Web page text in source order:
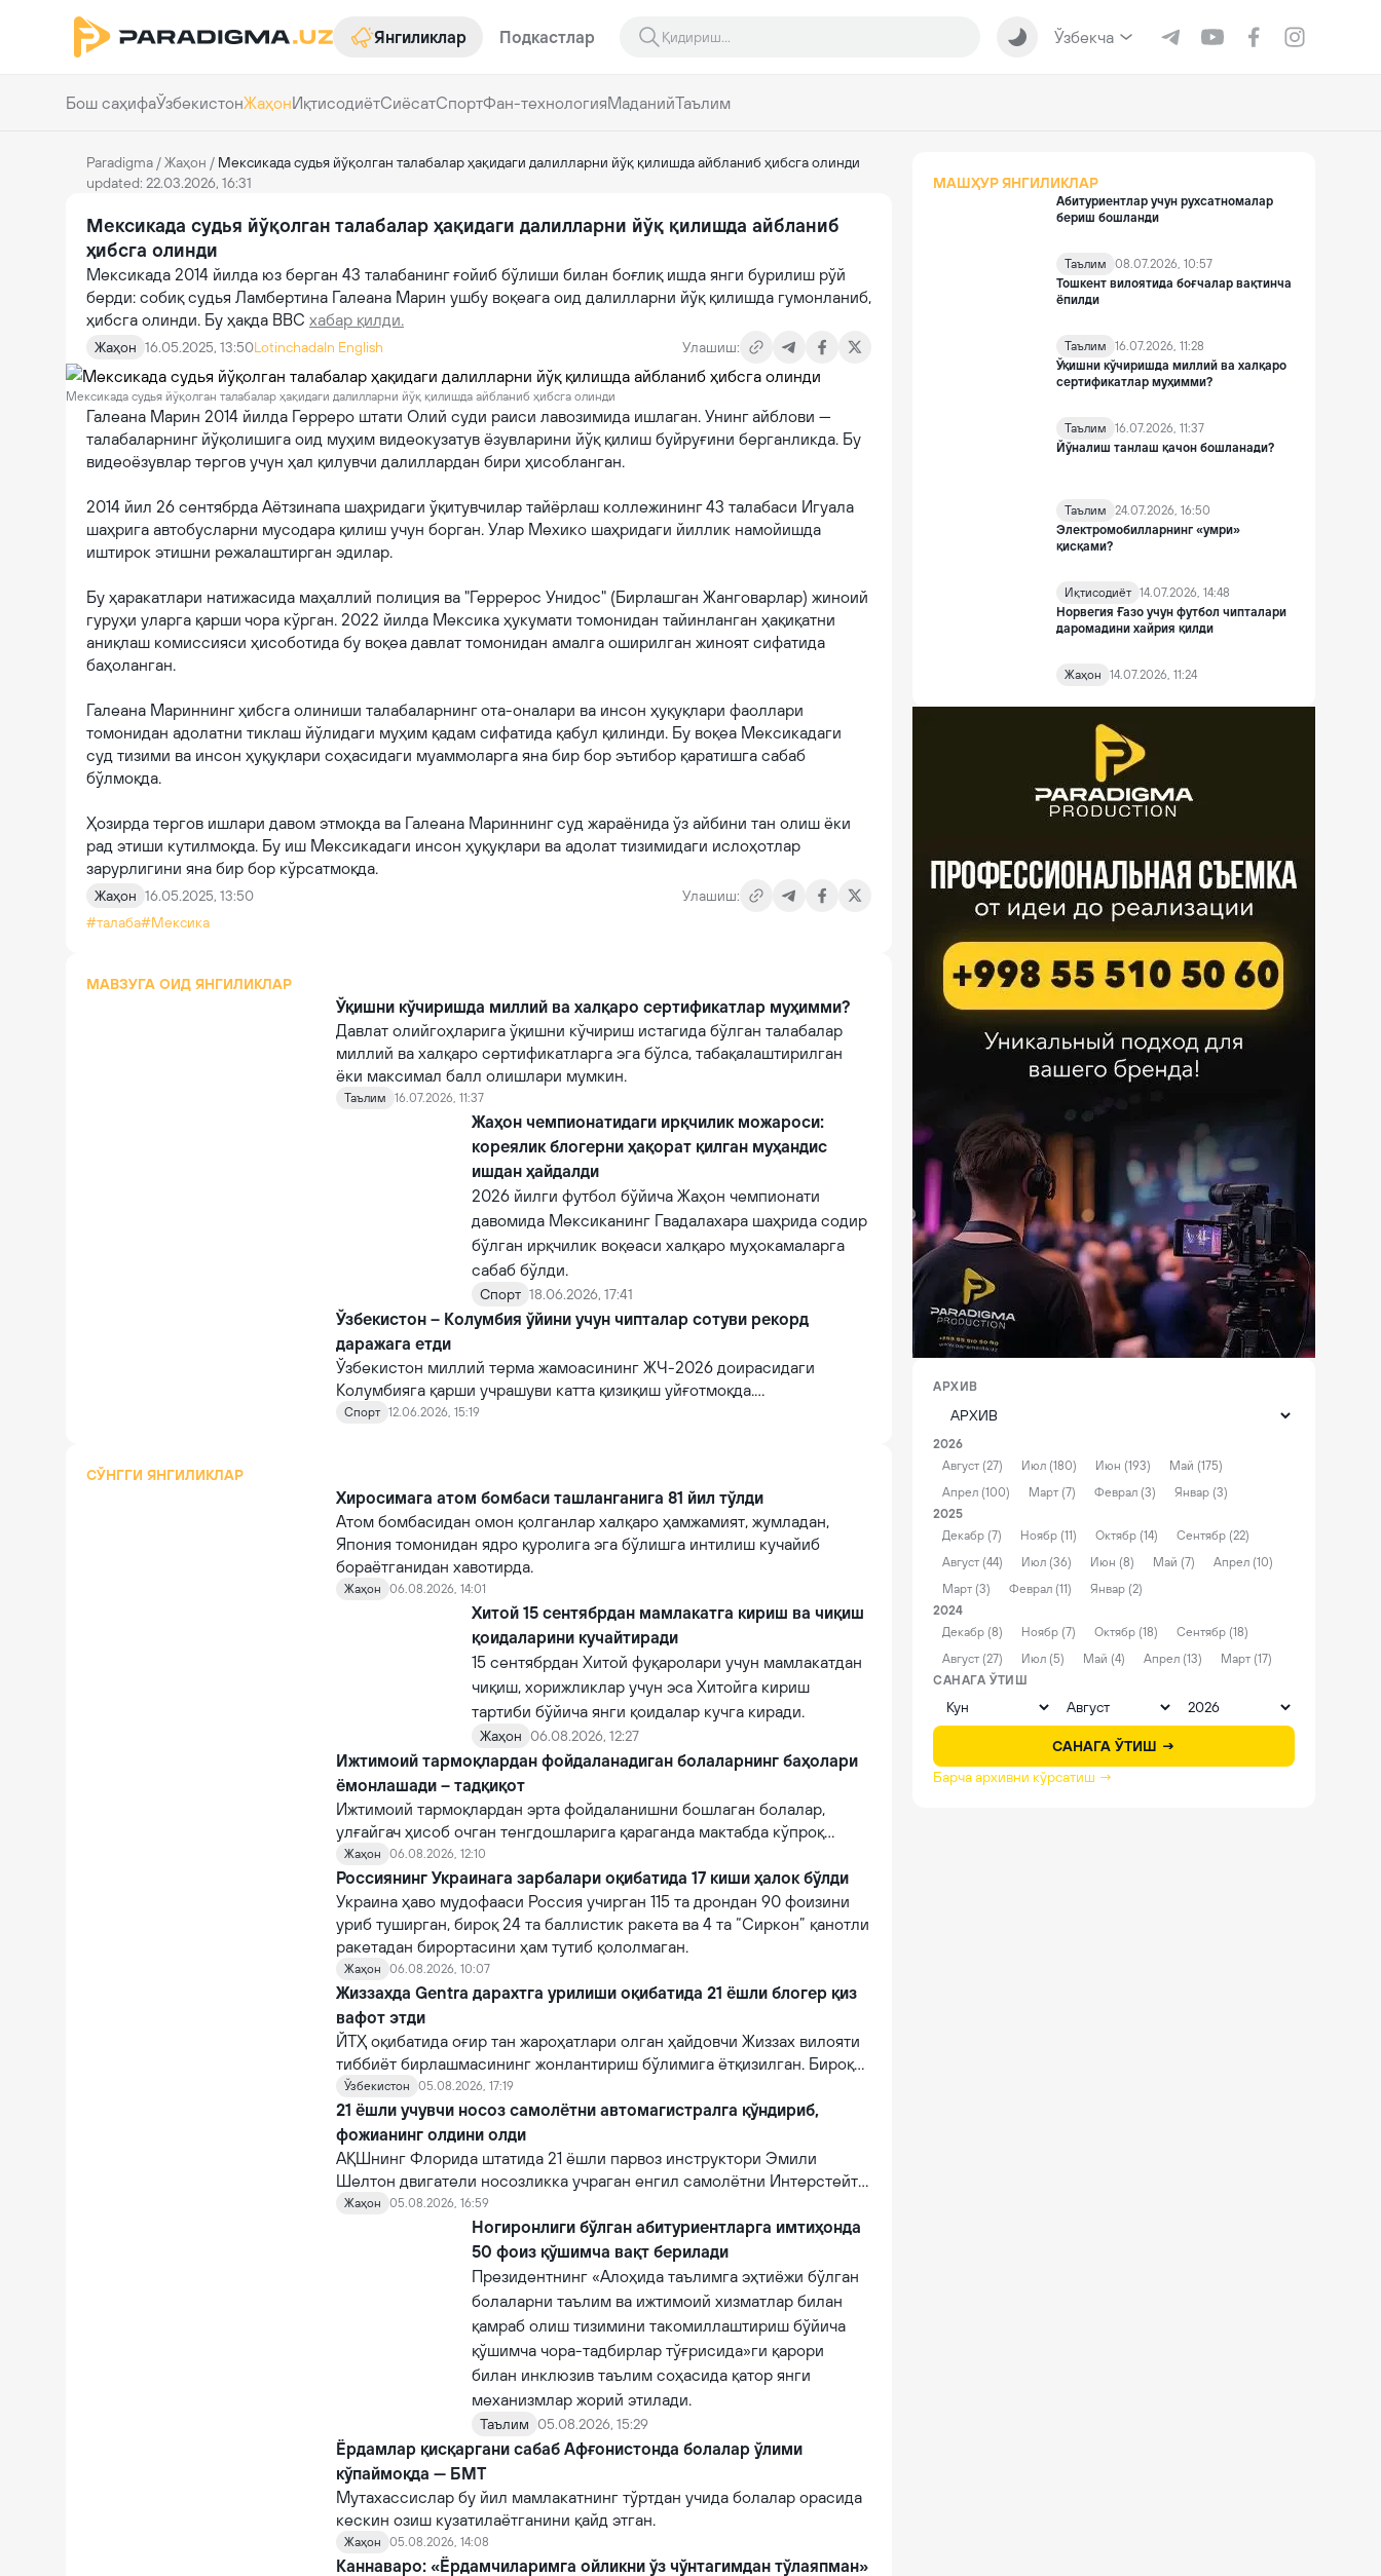
Янгиликлар Подкастлар Ўзбекча
Бош саҳифаЎзбекистонЖаҳонИқтисодиётСиёсатСпортФан-технологияМаданийТаълим
Paradigma /Жаҳон / Мексикада судья йўқолган талабалар ҳақидаги далилларни йўқ қилишда айбланиб ҳибсга олинди
updated: 22.03.2026, 16:31
Мексикада судья йўқолган талабалар ҳақидаги далилларни йўқ қилишда айбланиб
ҳибсга олинди
Мексикада 2014 йилда юз берган 43 талабанинг ғойиб бўлиши билан боғлиқ ишда янги бурилиш рўй
берди: собиқ судья Ламбертина Галеана Марин ушбу воқеага оид далилларни йўқ қилишда гумонланиб,
ҳибсга олинди. Бу ҳақда BBC хабар қилди.
Жаҳон 16.05.2025, 13:50LotinchadaIn English Улашиш:
Мексикада судья йўқолган талабалар ҳақидаги далилларни йўқ қилишда айбланиб ҳибсга олинди
Галеана Марин 2014 йилда Герреро штати Олий суди раиси лавозимида ишлаган. Унинг айблови —
талабаларнинг йўқолишига оид муҳим видеокузатув ёзувларини йўқ қилиш буйруғини берганликда. Бу
видеоёзувлар тергов учун ҳал қилувчи далиллардан бири ҳисобланган.
2014 йил 26 сентябрда Аётзинапа шаҳридаги ўқитувчилар тайёрлаш коллежининг 43 талабаси Игуала
шаҳрига автобусларни мусодара қилиш учун борган. Улар Мехико шаҳридаги йиллик намойишда
иштирок этишни режалаштирган эдилар.
Бу ҳаракатлари натижасида маҳаллий полиция ва "Геррерос Унидос" (Бирлашган Жанговарлар) жиноий
гуруҳи уларга қарши чора кўрган. 2022 йилда Мексика ҳукумати томонидан тайинланган ҳақиқатни
аниқлаш комиссияси ҳисоботида бу воқеа давлат томонидан амалга оширилган жиноят сифатида
баҳоланган.
Галеана Мариннинг ҳибсга олиниши талабаларнинг ота-оналари ва инсон ҳуқуқлари фаоллари
томонидан адолатни тиклаш йўлидаги муҳим қадам сифатида қабул қилинди. Бу воқеа Мексикадаги
суд тизими ва инсон ҳуқуқлари соҳасидаги муаммоларга яна бир бор эътибор қаратишга сабаб
бўлмоқда.
Ҳозирда тергов ишлари давом этмоқда ва Галеана Мариннинг суд жараёнида ўз айбини тан олиш ёки
рад этиши кутилмоқда. Бу иш Мексикадаги инсон ҳуқуқлари ва адолат тизимидаги ислоҳотлар
зарурлигини яна бир бор кўрсатмоқда.
Жаҳон 16.05.2025, 13:50
Улашиш:
#талаба#Мексика
МАВЗУГА ОИД ЯНГИЛИКЛАР
Ўқишни кўчиришда миллий ва халқаро сертификатлар муҳимми?
Давлат олийгоҳларига ўқишни кўчириш истагида бўлган талабалар
миллий ва халқаро сертификатларга эга бўлса, табақалаштирилган
ёки максимал балл олишлари мумкин.
Таълим 16.07.2026, 11:37
Жаҳон чемпионатидаги ирқчилик можароси:
кореялик блогерни ҳақорат қилган муҳандис
ишдан ҳайдалди
2026 йилги футбол бўйича Жаҳон чемпионати
давомида Мексиканинг Гвадалахара шаҳрида содир
бўлган ирқчилик воқеаси халқаро муҳокамаларга
сабаб бўлди.
Спорт 18.06.2026, 17:41
Ўзбекистон – Колумбия ўйини учун чипталар сотуви рекорд
даражага етди
Ўзбекистон миллий терма жамоасининг ЖЧ-2026 доирасидаги
Колумбияга қарши учрашуви катта қизиқиш уйғотмоқда.
Маълумотларга кўра, ҳозирга қадар мазкур ўйин учун 74 725 та чипта
Спорт 12.06.2026, 15:19
СЎНГГИ ЯНГИЛИКЛАР
Хиросимага атом бомбаси ташланганига 81 йил тўлди
Атом бомбасидан омон қолганлар халқаро ҳамжамият, жумладан,
Япония томонидан ядро қуролига эга бўлишга интилиш кучайиб
бораётганидан хавотирда.
Жаҳон 06.08.2026, 14:01
Хитой 15 сентябрдан мамлакатга кириш ва чиқиш
қоидаларини кучайтиради
15 сентябрдан Хитой фуқаролари учун мамлакатдан
чиқиш, хорижликлар учун эса Хитойга кириш
тартиби бўйича янги қоидалар кучга киради.
Жаҳон 06.08.2026, 12:27
Ижтимоий тармоқлардан фойдаланадиган болаларнинг баҳолари
ёмонлашади – тадқиқот
Ижтимоий тармоқлардан эрта фойдаланишни бошлаган болалар,
улғайгач ҳисоб очган тенгдошларига қараганда мактабда кўпроқ
қийналишади.
Жаҳон 06.08.2026, 12:10
Россиянинг Украинага зарбалари оқибатида 17 киши ҳалок бўлди
Украина ҳаво мудофааси Россия учирган 115 та дрондан 90 фоизини
уриб туширган, бироқ 24 та баллистик ракета ва 4 та “Сиркон” қанотли
ракетадан бирортасини ҳам тутиб қололмаган.
Жаҳон 06.08.2026, 10:07
Жиззахда Gentra дарахтга урилиши оқибатида 21 ёшли блогер қиз
вафот этди
ЙТҲ оқибатида оғир тан жароҳатлари олган ҳайдовчи Жиззах вилояти
тиббиёт бирлашмасининг жонлантириш бўлимига ётқизилган. Бироқ
шифокорлар томонидан кўрсатилган тиббий муолажаларга
қарамасдан, у вафот этган.
Ўзбекистон 05.08.2026, 17:19
21 ёшли учувчи носоз самолётни автомагистралга қўндириб,
фожианинг олдини олди
АҚШнинг Флорида штатида 21 ёшли парвоз инструктори Эмили
Шелтон двигатели носозликка учраган енгил самолётни Интерстейт
10 автомагистралига муваффақиятли қўндириб, эҳтимолий йирик
фожианинг олдини олди.
Жаҳон 05.08.2026, 16:59
Ногиронлиги бўлган абитуриентларга имтиҳонда
50 фоиз қўшимча вақт берилади
Президентнинг «Алоҳида таълимга эҳтиёжи бўлган
болаларни таълим ва ижтимоий хизматлар билан
қамраб олиш тизимини такомиллаштириш бўйича
қўшимча чора-тадбирлар тўғрисида»ги қарори
билан инклюзив таълим соҳасида қатор янги
механизмлар жорий этилади.
Таълим 05.08.2026, 15:29
Ёрдамлар қисқаргани сабаб Афғонистонда болалар ўлими
кўпаймоқда — БМТ
Мутахассислар бу йил мамлакатнинг тўртдан учида болалар орасида
кескин озиш кузатилаётганини қайд этган.
Жаҳон 05.08.2026, 14:08
Каннаваро: «Ёрдамчиларимга ойликни ўз чўнтагимдан тўлаяпман»
МАШҲУР ЯНГИЛИКЛАР
Абитуриентлар учун рухсатномалар
бериш бошланди
Таълим
08.07.2026, 10:57
Тошкент вилоятида боғчалар вақтинча
ёпилди
Таълим
16.07.2026, 11:28
Ўқишни кўчиришда миллий ва халқаро
сертификатлар муҳимми?
Таълим
16.07.2026, 11:37
Йўналиш танлаш қачон бошланади?
Таълим
24.07.2026, 16:50
Электромобилларнинг «умри»
қисқами?
Иқтисодиёт 14.07.2026, 14:48
Норвегия Ғазо учун футбол чипталари
даромадини хайрия қилди
Жаҳон 14.07.2026, 11:24
АРХИВ
2026
Август (27)
Июл (180) Июн (193)
Май (175)
Апрел (100)
Март (7) Феврал (3)
Январ (3)
2025
Декабр (7)
Ноябр (11) Октябр (14)
Сентябр (22)
Август (44)
Июл (36) Июн (8) Май (7)
Апрел (10)
Март (3)
Феврал (11)
Январ (2)
2024
Декабр (8)
Ноябр (7) Октябр (18)
Сентябр (18)
Август (27)
Июл (5) Май (4) Апрел (13)
Март (17)
САНАГА ЎТИШ
САНАГА ЎТИШ →
Барча архивни кўрсатиш →